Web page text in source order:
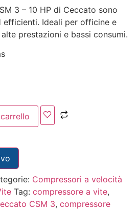
3 – 10 HP di Ceccato sono
efficienti. Ideali per officine e
prestazioni e bassi consumi.
Compressori a velocità
Tag: compressore a vite,
CSM 3, compressore